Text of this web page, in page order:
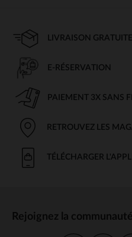
LIVRAISON
E-RÉSERVATION
PAIEMENT 3X SANS
RETROUVEZ LES
TÉLÉCHARGER L'APPLI
Rejoignez la communauté